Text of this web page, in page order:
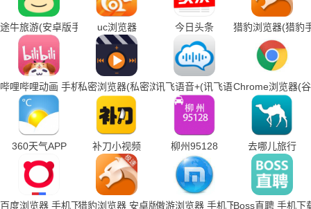
途牛旅游(安卓版手机下载)uc浏览器 今日头条 猎豹浏览器(猎豹
哔哩哔哩动画 手机下载私密浏览器(私密浏览器手机下载)讯飞语音+(讯飞语音输入法手机下
Chrome浏览器(
360天气APP 补刀小视频 柳州95128 去哪儿旅行
百度浏览器 手机下载猎豹浏览器 安卓版傲游浏览器 手机下载Boss直聘 手机下